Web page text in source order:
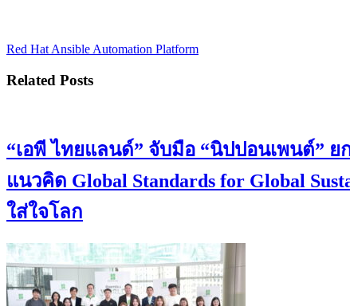
Red Hat Ansible Automation Platform
Related Posts
“เอพี ไทยแลนด์” จับมือ “นิปปอนเพนต์”
แนวคิด Global Standards for Global
ใส่ใจโลก